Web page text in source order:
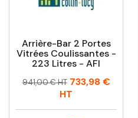
Arrière-Bar 2 Portes
Vitrées Coulissantes -
223 Litres - AFI
Prix
Prix
941,00 € HT 733,98 €
HT